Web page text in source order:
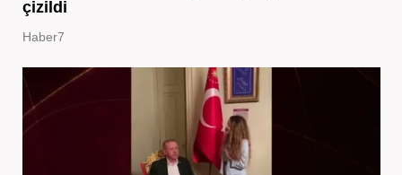
çizildi
Haber7